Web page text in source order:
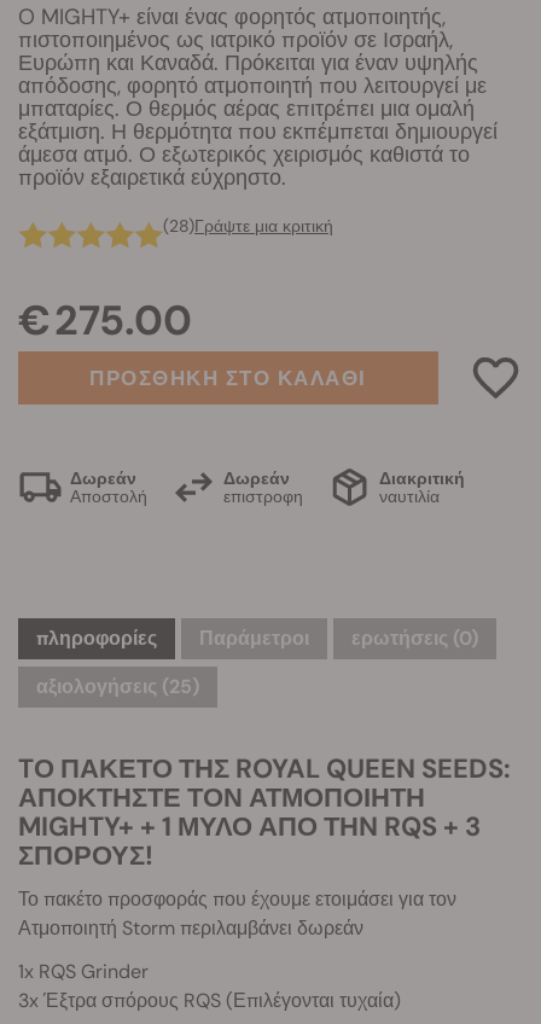
O MIGHTY+ είναι ένας φορητός ατμοποιητής,
πιστοποιημένος ως ιατρικό προϊόν σε Ισραήλ,
Ευρώπη και Καναδά. Πρόκειται για έναν υψηλής
απόδοσης, φορητό ατμοποιητή που λειτουργεί με
μπαταρίες. Ο θερμός αέρας επιτρέπει μια ομαλή
εξάτμιση. Η θερμότητα που εκπέμπεται δημιουργεί
άμεσα ατμό. Ο εξωτερικός χειρισμός καθιστά το
προϊόν εξαιρετικά εύχρηστο.
(28)Γράψτε μια κριτική
€ 275.00
ΠΡΟΣΘΗΚΗ ΣΤΟ ΚΑΛΑΘΙ
Δωρεάν
Αποστολή
Δωρεάν
επιστροφη
Διακριτική
ναυτιλία
πληροφορίες Παράμετροι ερωτήσεις (0)
αξιολογήσεις (25)
TΟ ΠΑΚΕΤΟ ΤΗΣ ROYAL QUEEN SEEDS:
ΑΠΟΚΤΗΣΤΕ ΤΟΝ ΑΤΜΟΠΟΙΗΤΗ
MIGHTY+ + 1 ΜΥΛΟ ΑΠΟ ΤΗN RQS + 3
ΣΠΟΡΟΥΣ!
Το πακέτο προσφοράς που έχουμε ετοιμάσει για τον
Ατμοποιητή Storm περιλαμβάνει δωρεάν
1x RQS Grinder
3x Έξτρα σπόρους RQS (Επιλέγονται τυχαία)